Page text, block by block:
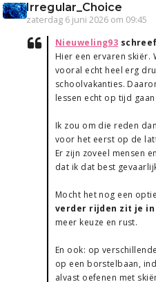
Irregular_Choice
zaterdag 6 juni 2026 om 09:45
Nieuweling93
Hier een ervaren skiër.
vooral echt heel erg
schoolvakanties.
lessen echt op tijd
Ik zou om die reden
voor het eerst op de
Er zijn zoveel mensen
dat ik dat best
Mocht het nog een
verder rijden zit je
meer keuze en rust.
En ook: op
op een borstelbaan,
alvast oefenen met